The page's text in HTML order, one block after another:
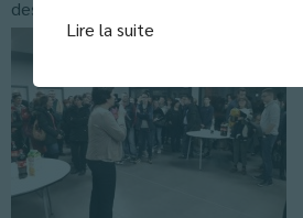
Lire la suite
des « anciens » de la grande famille